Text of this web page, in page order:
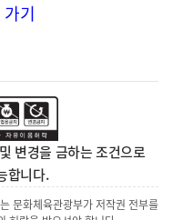
기
변경을 금하는 조건으로
합니다.
문화체육관광부가 저작권 전부를